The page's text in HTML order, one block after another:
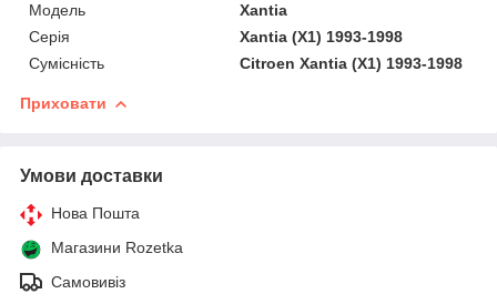
Мoдель
Xantia
Серія
Xantia (X1) 1993-1998
Сумісність
Сitroen Xantia (X1) 1993-1998
Приховати
Умови доставки
Нова Пошта
Магазини Rozetka
Самовивіз